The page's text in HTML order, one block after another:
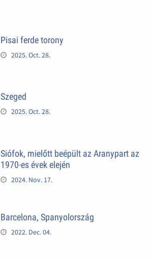
Pisai ferde torony
2025. Oct. 28.
Szeged
2025. Oct. 28.
Siófok, mielőtt beépült az Aranypart az
1970-es évek elején
2024. Nov. 17.
Barcelona, Spanyolország
2022. Dec. 04.